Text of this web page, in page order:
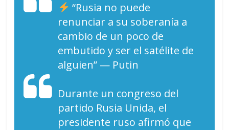
“Rusia no puede
renunciar a su soberanía a
cambio de un poco de
embutido y ser el satélite de
alguien” — Putin
Durante un congreso del
partido Rusia Unida, el
presidente ruso afirmó que